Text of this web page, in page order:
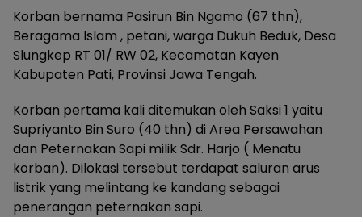
Korban bernama Pasirun Bin Ngamo (67 thn),
Beragama Islam , petani, warga Dukuh Beduk, Desa
Slungkep RT 01/ RW 02, Kecamatan Kayen
Kabupaten Pati, Provinsi Jawa Tengah.
Korban pertama kali ditemukan oleh Saksi 1 yaitu
Supriyanto Bin Suro (40 thn) di Area Persawahan
dan Peternakan Sapi milik Sdr. Harjo ( Menatu
korban). Dilokasi tersebut terdapat saluran arus
listrik yang melintang ke kandang sebagai
penerangan peternakan sapi.